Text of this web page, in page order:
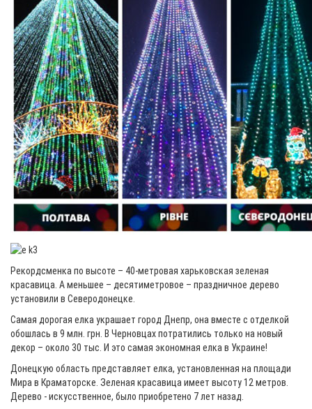
Рекордсменка по высоте – 40-метровая харьковская зеленая
красавица. А меньшее – десятиметровое – праздничное дерево
установили в Северодонецке.
Самая дорогая елка украшает город Днепр, она вместе с отделкой
обошлась в 9 млн. грн. В Черновцах потратились только на новый
декор – около 30 тыс. И это самая экономная елка в Украине!
Донецкую область представляет елка, установленная на площади
Мира в Краматорске. Зеленая красавица имеет высоту 12 метров.
Дерево - искусственное, было приобретено 7 лет назад.